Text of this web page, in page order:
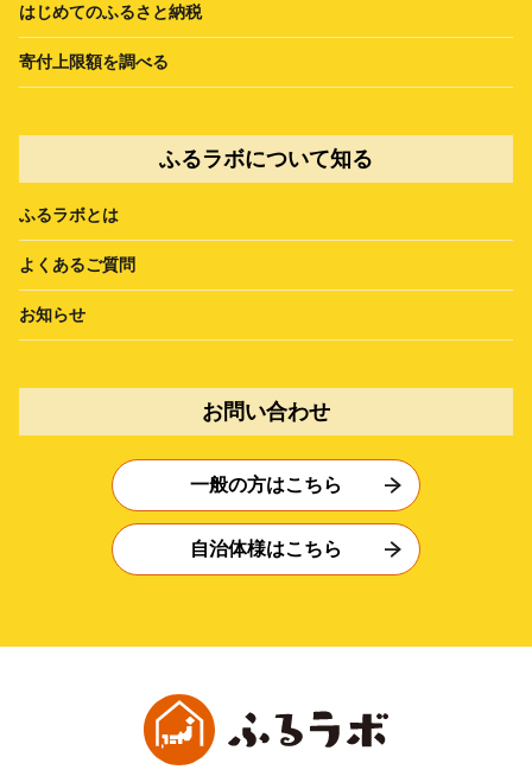
はじめてのふるさと納税
寄付上限額を調べる
ふるラボについて知る
ふるラボとは
よくあるご質問
お知らせ
お問い合わせ
一般の方はこちら
自治体様はこちら